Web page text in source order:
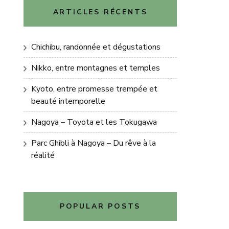
ARTICLES RÉCENTS
Chichibu, randonnée et dégustations
Nikko, entre montagnes et temples
Kyoto, entre promesse trempée et
beauté intemporelle
Nagoya – Toyota et les Tokugawa
Parc Ghibli à Nagoya – Du rêve à la
réalité
POPULAR POSTS